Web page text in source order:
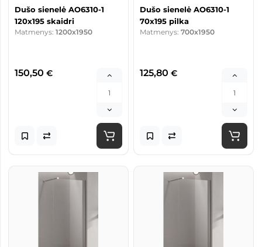
Dušo sienelė AO6310-1
120x195 skaidri
Matmenys: 1200x1950
150,50 €
Dušo sienelė AO6310-1
70x195 pilka
Matmenys: 700x1950
125,80 €